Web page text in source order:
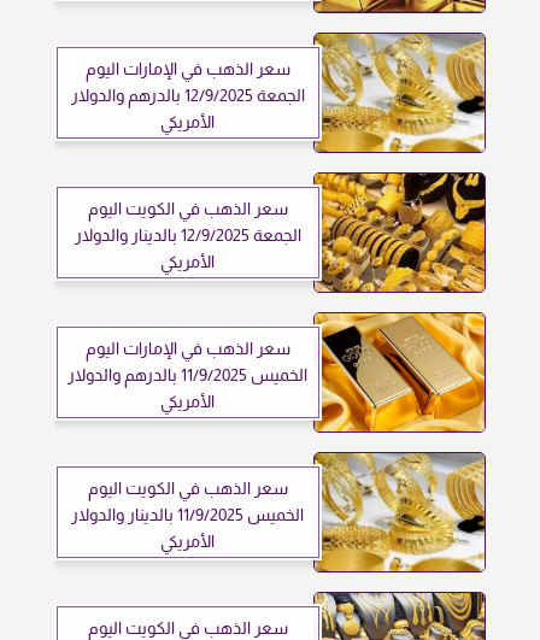
سعر الذهب في الإمارات اليوم
الجمعة 12/9/2025 بالدرهم والدولار
الأمريكي
سعر الذهب في الكويت اليوم
الجمعة 12/9/2025 بالدينار والدولار
الأمريكي
سعر الذهب في الإمارات اليوم
الخميس 11/9/2025 بالدرهم والدولار
الأمريكي
سعر الذهب في الكويت اليوم
الخميس 11/9/2025 بالدينار والدولار
الأمريكي
سعر الذهب في الكويت اليوم